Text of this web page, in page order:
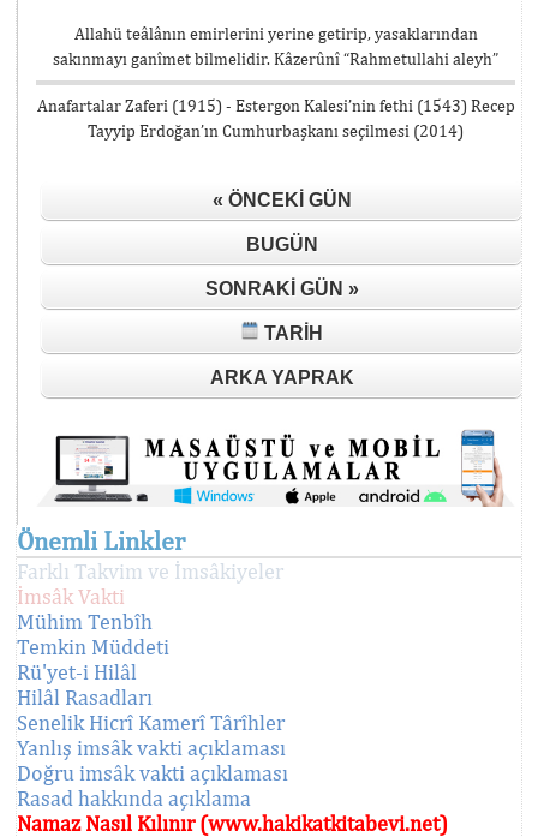
Allahü teâlânın emirlerini yerine getirip, yasaklarından
sakınmayı ganîmet bilmelidir. Kâzerûnî “Rahmetullahi aleyh”
Anafartalar Zaferi (1915) - Estergon Kalesi’nin fethi (1543) Recep
Tayyip Erdoğan’ın Cumhurbaşkanı seçilmesi (2014)
« ÖNCEKI GÜN
BUGÜN
SONRAKI GÜN »
TARIH
ARKA YAPRAK
Önemli Linkler
Farklı Takvim ve İmsâkiyeler
İmsâk Vakti
Mühim Tenbîh
Temkin Müddeti
Rü'yet-i Hilâl
Hilâl Rasadları
Senelik Hicrî Kamerî Târîhler
Yanlış imsâk vakti açıklaması
Doğru imsâk vakti açıklaması
Rasad hakkında açıklama
Namaz Nasıl Kılınır (www.hakikatkitabevi.net)